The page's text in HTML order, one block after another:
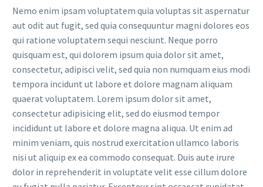
Nemo enim ipsam voluptatem quia voluptas sit aspernatur
aut odit aut fugit, sed quia consequuntur magni dolores eos
qui ratione voluptatem sequi nesciunt. Neque porro
quisquam est, qui dolorem ipsum quia dolor sit amet,
consectetur, adipisci velit, sed quia non numquam eius modi
tempora incidunt ut labore et dolore magnam aliquam
quaerat voluptatem. Lorem ipsum dolor sit amet,
consectetur adipisicing elit, sed do eiusmod tempor
incididunt ut labore et dolore magna aliqua. Ut enim ad
minim veniam, quis nostrud exercitation ullamco laboris
nisi ut aliquip ex ea commodo consequat. Duis aute irure
dolor in reprehenderit in voluptate velit esse cillum dolore